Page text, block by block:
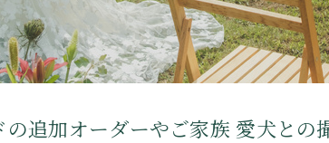
の追加オーダーやご家族 愛犬との